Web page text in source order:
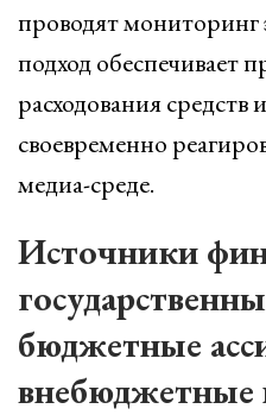
проводят
подход обеспечивает
расходования средств
своевременно
медиа-среде.
Источники
бюджетные
внебюджетные